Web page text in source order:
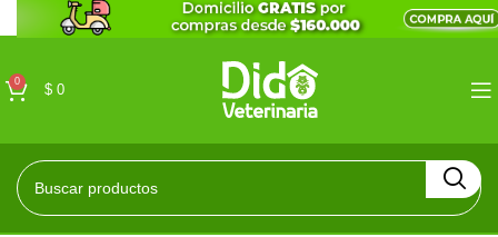
0
$ 0